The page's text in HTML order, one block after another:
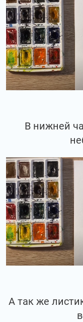
В нижней
А так же